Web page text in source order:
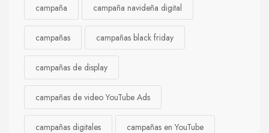
campaña campaña navideña digital
campañas campañas black friday
campañas de display
campañas de video YouTube Ads
campañas digitales campañas en YouTube